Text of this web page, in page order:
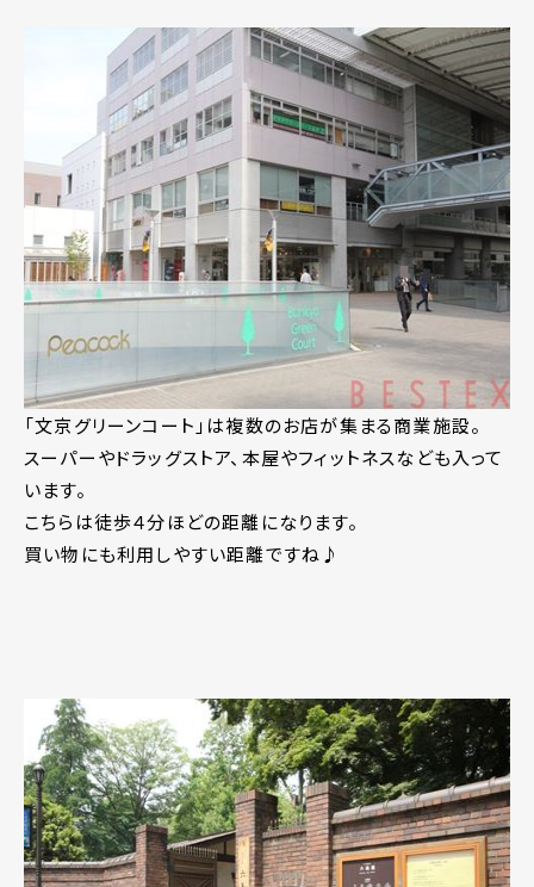
「文京グリーンコート」は複数のお店が集まる商業施設。
スーパーやドラッグストア、本屋やフィットネスなども入って
います。
こちらは徒歩４分ほどの距離になります。
買い物にも利用しやすい距離ですね♪